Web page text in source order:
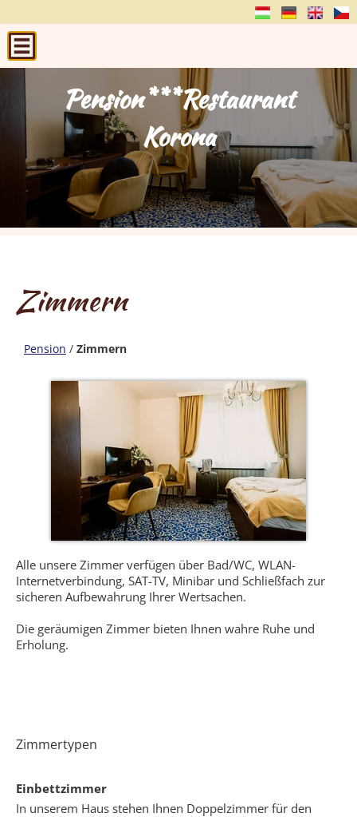
Pension***Restaurant
Korona
Pension***Restaurant
Korona
Pension***Restaurant
Korona
Pension***Restaurant
Korona
Pension***Restaurant
Korona
Zimmern
Pension / Zimmern
Alle unsere Zimmer verfügen über Bad/WC, WLAN-
Internetverbindung, SAT-TV, Minibar und Schließfach zur
sicheren Aufbewahrung Ihrer Wertsachen.
Die geräumigen Zimmer bieten Ihnen wahre Ruhe und
Erholung.
Zimmertypen
Einbettzimmer
In unserem Haus stehen Ihnen Doppelzimmer für den